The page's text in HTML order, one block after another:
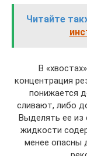
Читайте
В
концентрация
понижается
сливают, либо
Выделять ее из
жидкости
менее опасны